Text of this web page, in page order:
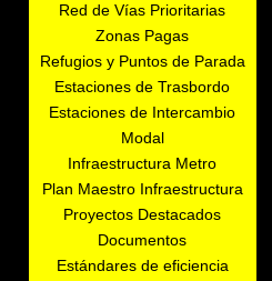
Red de Vías Prioritarias
Zonas Pagas
Refugios y Puntos de Parada
Estaciones de Trasbordo
Estaciones de Intercambio
Modal
Infraestructura Metro
Plan Maestro Infraestructura
Proyectos Destacados
Documentos
Estándares de eficiencia